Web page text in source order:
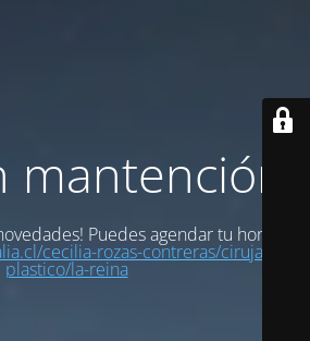
mantención
Puedes agendar tu hora en:
cecilia-rozas-contreras/cirujano-
plastico/la-reina